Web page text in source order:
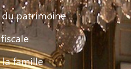
du patrimoine
la famille